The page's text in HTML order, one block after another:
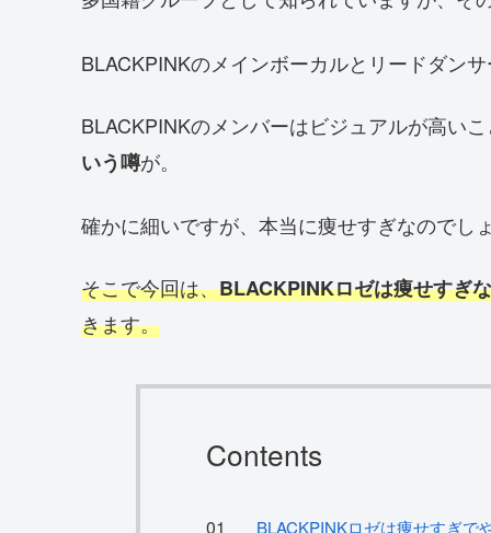
BLACKPINKのメインボーカルとリードダン
BLACKPINKのメンバーはビジュアルが高い
いう噂が。
確かに細いですが、本当に痩せすぎなのでし
そこで今回は、BLACKPINKロゼは痩せすぎ
きます。
Contents
BLACKPINKロゼは痩せすぎで